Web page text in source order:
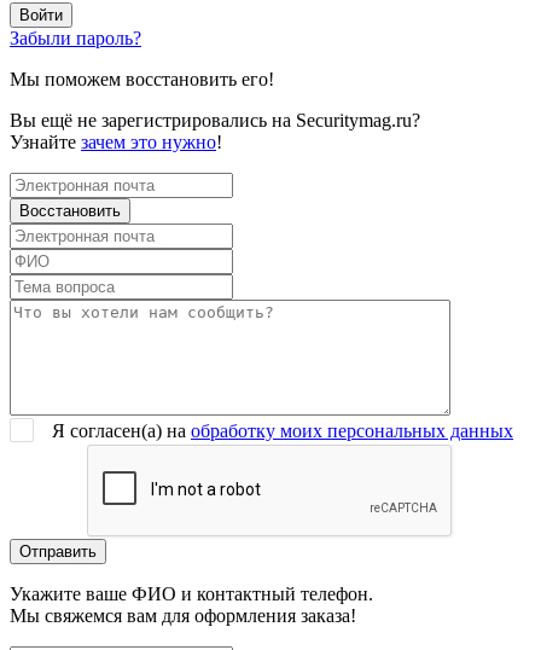
Забыли пароль?
Мы поможем восстановить его!
Вы ещё не зарегистрировались на Securitymag.ru?
Узнайте зачем это нужно!
Я согласен(a) на обработку моих персональных данных
Укажите ваше ФИО и контактный телефон.
Мы свяжемся вам для оформления заказа!